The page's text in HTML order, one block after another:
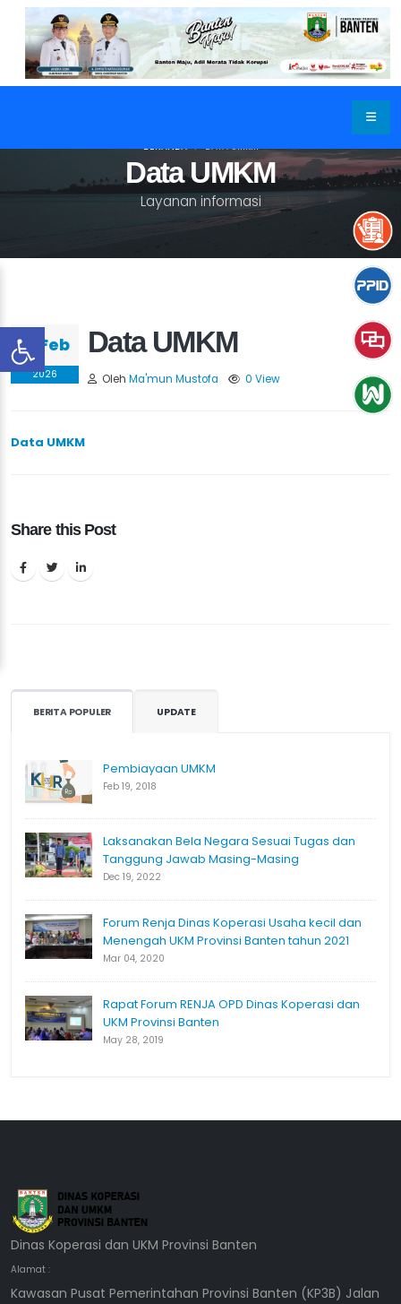
Data UMKM
Layanan informasi
BERANDA DATA UMKM
12 Feb
2026
Data UMKM
Oleh Ma'mun Mustofa 0 View
Data UMKM
Share this Post
BERITA POPULER UPDATE
Pembiayaan UMKM
Feb 19, 2018
Laksanakan Bela Negara Sesuai Tugas dan
Tanggung Jawab Masing-Masing
Dec 19, 2022
Forum Renja Dinas Koperasi Usaha kecil dan
Menengah UKM Provinsi Banten tahun 2021
Mar 04, 2020
Rapat Forum RENJA OPD Dinas Koperasi dan
UKM Provinsi Banten
May 28, 2019
Dinas Koperasi dan UKM Provinsi Banten
Alamat :
Kawasan Pusat Pemerintahan Provinsi Banten (KP3B) Jalan